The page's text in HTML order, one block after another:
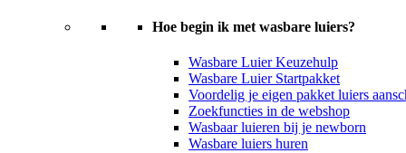
Hoe begin ik met wasbare luiers?
Wasbare Luier Keuzehulp
Wasbare Luier Startpakket
Voordelig je eigen pakket luiers
Zoekfuncties in de webshop
Wasbaar luieren bij je newborn
Wasbare luiers huren